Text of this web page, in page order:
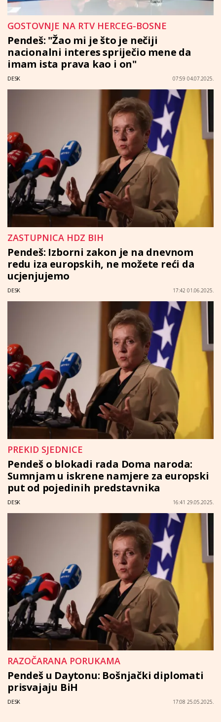
GOSTOVNJE NA RTV HERCEG-BOSNE
Pendeš: "Žao mi je što je nečiji
nacionalni interes spriječio mene da
imam ista prava kao i on"
DESK 07:59 04.07.2025.
ZASTUPNICA HDZ BIH
Pendeš: Izborni zakon je na dnevnom
redu iza europskih, ne možete reći da
ucjenjujemo
DESK 17:42 01.06.2025.
PREKID SJEDNICE
Pendeš o blokadi rada Doma naroda:
Sumnjam u iskrene namjere za europski
put od pojedinih predstavnika
DESK 16:41 29.05.2025.
RAZOČARANA PORUKAMA
Pendeš u Daytonu: Bošnjački diplomati
prisvajaju BiH
DESK 17:08 25.05.2025.